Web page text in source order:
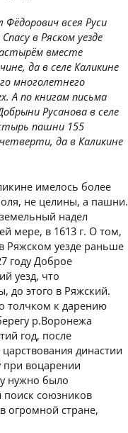
Фёдорович всея Руси
в Ряском уезде
вместе
да в селе Каликине
многолетнего
А по книгам письма
Русанова в селе
пашни 155
да в Каликине
имелось более
не целины, а пашни.
надел
мере, в 1613 г. О том,
Ряжском уезде раньше
году Доброе
уезд, что
до этого в Ряжский.
толчком к дарению
р.Воронежа
год, после
династии
воцарении
нужно было
поиск союзников
стране,